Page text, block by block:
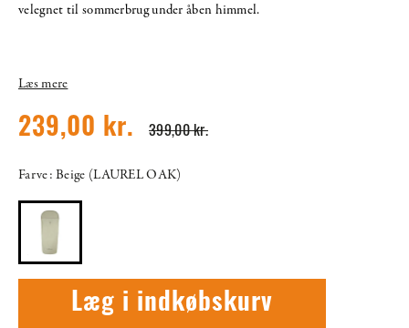
velegnet til sommerbrug under åben himmel.
Læs mere
399,00 kr.
239,00 kr.
Farve: Beige (LAUREL OAK)
Læg i indkøbskurv